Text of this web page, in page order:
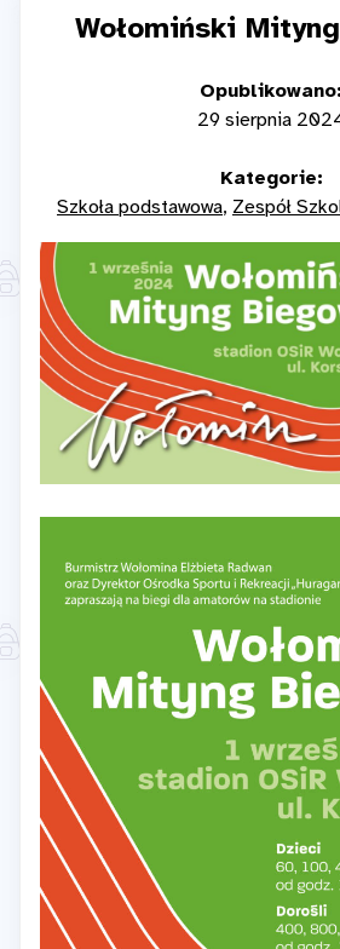
Wołomiński
Opublikowano:
29 sierpnia
Kategorie:
Szkoła podstawowa Zespół